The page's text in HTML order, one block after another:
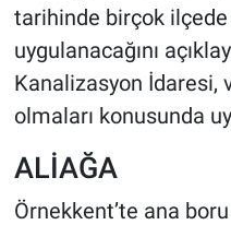
tarihinde birçok
uygulanacağını
Kanalizasyon İdaresi,
olmaları konusunda
ALİAĞA
Örnekkent’te ana